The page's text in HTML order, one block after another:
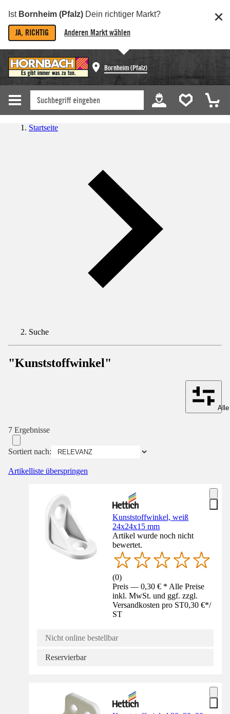
Ist Bornheim (Pfalz) Dein richtiger Markt?
JA, RICHTIG Anderen Markt wählen
Bornheim (Pfalz)
Startseite
Suche
"Kunststoffwinkel"
7 Ergebnisse
Sortiert nach:
Artikelliste überspringen
Kunststoffwinkel, weiß
24x24x15 mm
Artikel wurde noch nicht
bewertet.
(0)
Preis — 0,30 € * Alle Preise
inkl. MwSt. und ggf. zzgl.
Versandkosten pro ST0,30 €*/
ST
Nicht online bestellbar
Reservierbar